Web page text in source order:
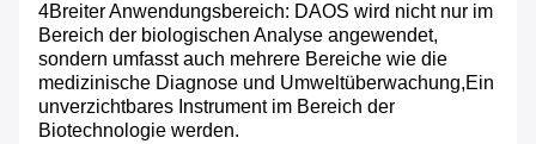
4Breiter Anwendungsbereich: DAOS wird nicht nur im
Bereich der biologischen Analyse angewendet,
sondern umfasst auch mehrere Bereiche wie die
medizinische Diagnose und Umweltüberwachung,Ein
unverzichtbares Instrument im Bereich der
Biotechnologie werden.